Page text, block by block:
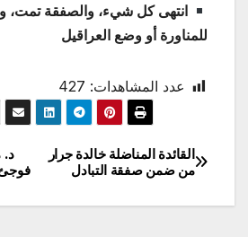
انتهى كل شيء، والصفقة تمت،
للمناورة أو وضع العراقيل
عدد المشاهدات: 427
تصفّح
المقالات
د.
فوجئ
القائدة المناضلة خالدة جرار
من ضمن صفقة التبادل